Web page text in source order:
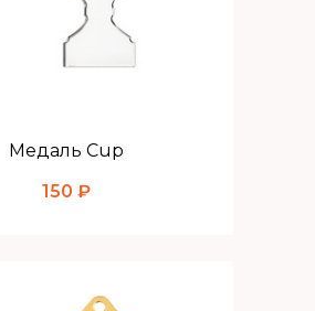
Медаль Cup
150 ₽